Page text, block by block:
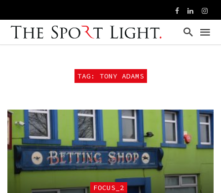
TAG: TONY ADAMS
FOCUS_2